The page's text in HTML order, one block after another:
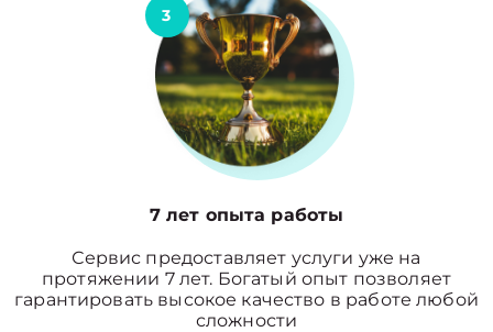
3
7 лет опыта работы
Сервис предоставляет услуги уже на
протяжении 7 лет. Богатый опыт позволяет
гарантировать высокое качество в работе любой
сложности